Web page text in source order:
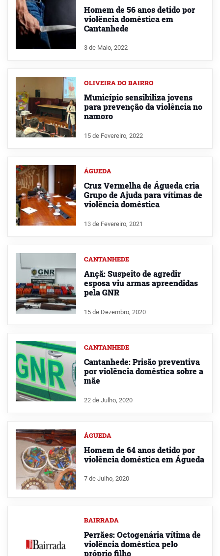
Homem de 56 anos detido por
violência doméstica em
Cantanhede
3 de Maio, 2022
OLIVEIRA DO BAIRRO
Município sensibiliza jovens
para prevenção da violência no
namoro
15 de Fevereiro, 2022
ÁGUEDA
Cruz Vermelha de Águeda cria
Grupo de Ajuda para vítimas de
violência doméstica
13 de Fevereiro, 2021
CANTANHEDE
Ançã: Suspeito de agredir
esposa viu armas apreendidas
pela GNR
15 de Dezembro, 2020
CANTANHEDE
Cantanhede: Prisão preventiva
por violência doméstica sobre a
mãe
22 de Julho, 2020
ÁGUEDA
Homem de 64 anos detido por
violência doméstica em Águeda
7 de Julho, 2020
BAIRRADA
Perrães: Octogenária vítima de
violência doméstica pelo
próprio filho